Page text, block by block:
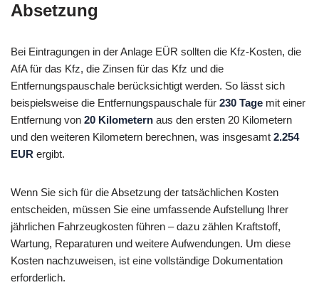
Absetzung
Bei Eintragungen in der Anlage EÜR sollten die Kfz-Kosten, die
AfA für das Kfz, die Zinsen für das Kfz und die
Entfernungspauschale berücksichtigt werden. So lässt sich
beispielsweise die Entfernungspauschale für 230 Tage mit einer
Entfernung von 20 Kilometern aus den ersten 20 Kilometern
und den weiteren Kilometern berechnen, was insgesamt 2.254
EUR ergibt.
Wenn Sie sich für die Absetzung der tatsächlichen Kosten
entscheiden, müssen Sie eine umfassende Aufstellung Ihrer
jährlichen Fahrzeugkosten führen – dazu zählen Kraftstoff,
Wartung, Reparaturen und weitere Aufwendungen. Um diese
Kosten nachzuweisen, ist eine vollständige Dokumentation
erforderlich.